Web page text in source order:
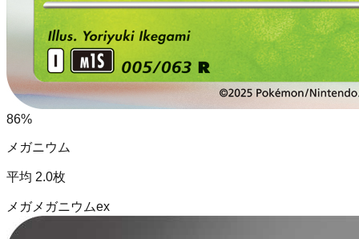
86%
メガニウム
平均 2.0枚
メガメガニウムex